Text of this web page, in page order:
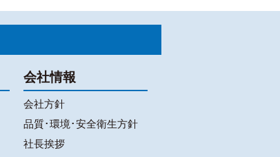
会社情報
会社方針
品質･環境･安全衛生方針
社長挨拶